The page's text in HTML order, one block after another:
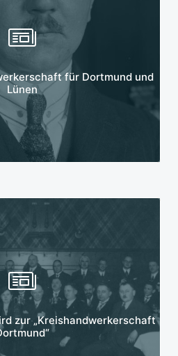
für Dortmund und
Lünen
erfahren
zur „Kreishandwerkerschaft
erfahren